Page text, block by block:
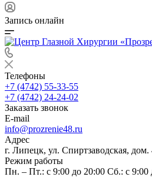
Запись онлайн
Телефоны
+7 (4742) 55-33-55
+7 (4742) 24-24-02
Заказать звонок
E-mail
info@prozrenie48.ru
Адрес
г. Липецк, ул. Спиртзаводская,
Режим работы
Пн. – Пт.: с 9:00 до 20:00 Сб.: с